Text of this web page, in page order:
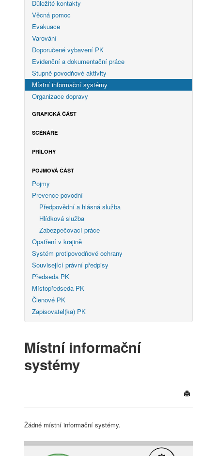
Důležité kontakty
Věcná pomoc
Evakuace
Varování
Doporučené vybavení PK
Evidenční a dokumentační práce
Stupně povodňové aktivity
Místní informační systémy
Organizace dopravy
GRAFICKÁ ČÁST
SCÉNÁŘE
PŘÍLOHY
POJMOVÁ ČÁST
Pojmy
Prevence povodní
Předpovědní a hlásná služba
Hlídková služba
Zabezpečovací práce
Opatření v krajině
Systém protipovodňové ochrany
Související právní předpisy
Předseda PK
Místopředseda PK
Členové PK
Zapisovatel(ka) PK
Místní informační
systémy
Žádné místní informační systémy.